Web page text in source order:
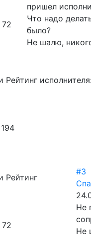
72
пришел
Что надо
было?
Не шалю,
Рейтинг
Рейтинг
72
#3
Не
Не